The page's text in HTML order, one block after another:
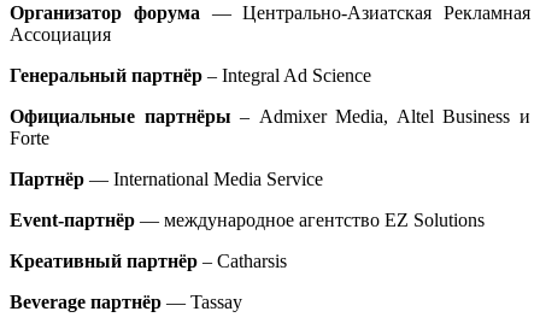
Организатор форума — Центрально-Азиатская Рекламная
Ассоциация
Генеральный партнёр – Integral Ad Science
Официальные партнёры – Admixer Media, Altel Business и
Forte
Партнёр — International Media Service
Event-партнёр — международное агентство EZ Solutions
Креативный партнёр – Catharsis
Beverage партнёр — Tassay